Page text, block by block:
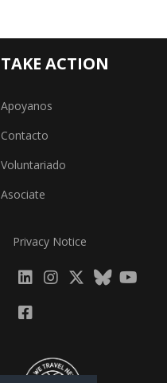
TAKE ACTION
Apoyanos
Contacto
Voluntariado
Asociate
Privacy Notice
fab
fa-
fab fab
fab
facebook-